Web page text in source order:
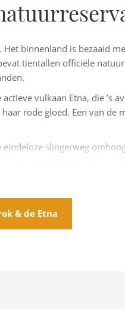
binnenland is bezaaid
tientallen officiële
vulkaan Etna, die ’s
rode gloed. Een van de
eindeloze slingerweg
wordt. Een leuk
& de Etna